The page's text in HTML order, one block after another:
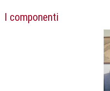
I componenti